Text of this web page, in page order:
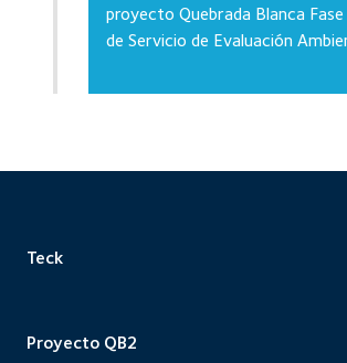
proyecto Quebrada Blanca
de Servicio de Evaluación
Teck
Proyecto QB2